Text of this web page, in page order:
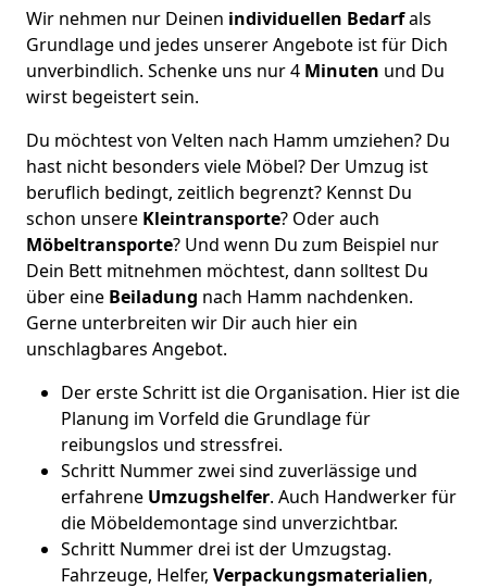
Wir nehmen nur Deinen individuellen Bedarfals
Grundlage und jedes unserer Angebote ist für Dich
unverbindlich. Schenke uns nur 4 Minuten und Du
wirst begeistert sein.
Du möchtest von Velten nach Hamm umziehen? Du
hast nicht besonders viele Möbel? Der Umzug ist
beruflich bedingt, zeitlich begrenzt? Kennst Du
schon unsere Kleintransporte? Oder auch
Möbeltransporte? Und wenn Du zum Beispiel nur
Dein Bett mitnehmen möchtest, dann solltest Du
über eine Beiladung nach Hamm nachdenken.
Gerne unterbreiten wir Dir auch hier ein
unschlagbares Angebot.
Der erste Schritt ist die Organisation. Hier ist die
Planung im Vorfeld die Grundlage für
reibungslos und stressfrei.
Schritt Nummer zwei sind zuverlässige und
erfahrene Umzugshelfer. Auch Handwerker für
die Möbeldemontage sind unverzichtbar.
Schritt Nummer drei ist der Umzugstag.
Fahrzeuge, Helfer, Verpackungsmaterialien,